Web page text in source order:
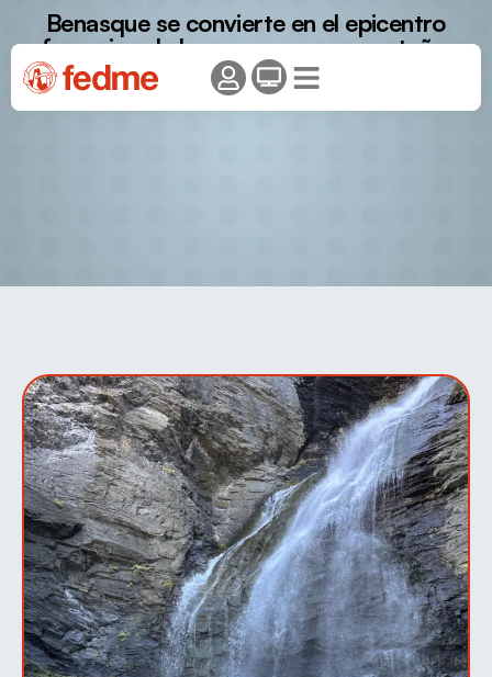
Benasque se convierte en el epicentro
femenino de las carreras por montaña.